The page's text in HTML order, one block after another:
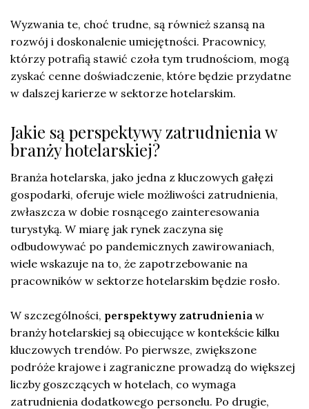
Wyzwania te, choć trudne, są również szansą na
rozwój i doskonalenie umiejętności. Pracownicy,
którzy potrafią stawić czoła tym trudnościom, mogą
zyskać cenne doświadczenie, które będzie przydatne
w dalszej karierze w sektorze hotelarskim.
Jakie są perspektywy zatrudnienia w
branży hotelarskiej?
Branża hotelarska, jako jedna z kluczowych gałęzi
gospodarki, oferuje wiele możliwości zatrudnienia,
zwłaszcza w dobie rosnącego zainteresowania
turystyką. W miarę jak rynek zaczyna się
odbudowywać po pandemicznych zawirowaniach,
wiele wskazuje na to, że zapotrzebowanie na
pracowników w sektorze hotelarskim będzie rosło.
W szczególności, perspektywy zatrudnienia w
branży hotelarskiej są obiecujące w kontekście kilku
kluczowych trendów. Po pierwsze, zwiększone
podróże krajowe i zagraniczne prowadzą do większej
liczby goszczących w hotelach, co wymaga
zatrudnienia dodatkowego personelu. Po drugie,